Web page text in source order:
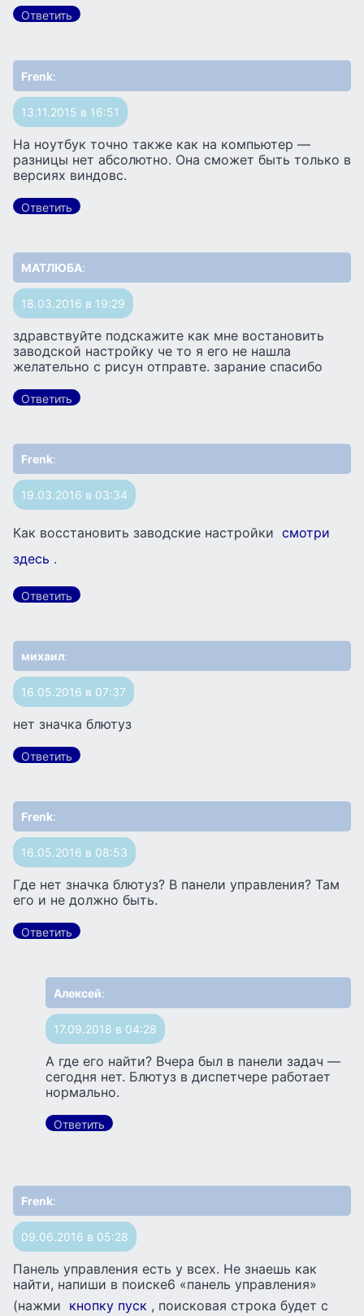
Ответить
Frenk:
13.11.2015 в 16:51
На ноутбук точно также как на компьютер —
разницы нет абсолютно. Она сможет быть только в
версиях виндовс.
Ответить
МАТЛЮБА:
18.03.2016 в 19:29
здравствуйте подскажите как мне востановить
заводской настройку че то я его не нашла
желательно с рисун отправте. зарание спасибо
Ответить
Frenk:
19.03.2016 в 03:34
Как восстановить заводские настройки смотри
здесь .
Ответить
михаил:
16.05.2016 в 07:37
нет значка блютуз
Ответить
Frenk:
16.05.2016 в 08:53
Где нет значка блютуз? В панели управления? Там
его и не должно быть.
Ответить
Алексей:
17.09.2018 в 04:28
А где его найти? Вчера был в панели задач —
сегодня нет. Блютуз в диспетчере работает
нормально.
Ответить
Frenk:
09.06.2016 в 05:28
Панель управления есть у всех. Не знаешь как
найти, напиши в поиске6 «панель управления»
(нажми кнопку пуск , поисковая строка будет с